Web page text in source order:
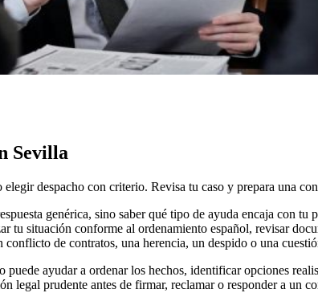
Sevilla
despacho con criterio. Revisa tu caso y prepara una
genérica, sino saber qué tipo de ayuda encaja con
tu situación conforme al ordenamiento español, revisar
conflicto de contratos, una herencia, un despido o una
puede ayudar a ordenar los hechos, identificar opciones
legal prudente antes de firmar, reclamar o responder a un